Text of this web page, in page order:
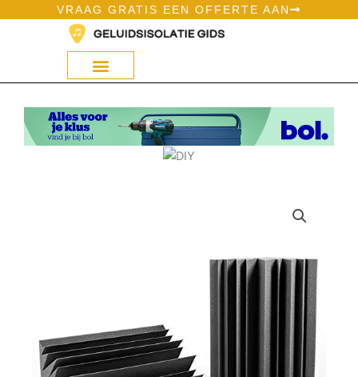
VRAAG GRATIS EEN OFFERTE AAN